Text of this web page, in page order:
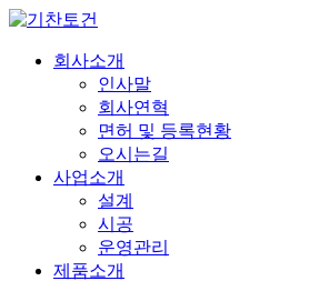
회사소개
인사말
회사연혁
면허 및 등록현황
오시는길
사업소개
설계
시공
운영관리
제품소개